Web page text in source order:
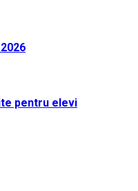
pentru elevi